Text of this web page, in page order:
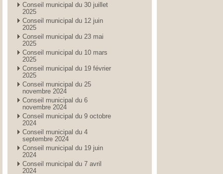
Conseil municipal du 30 juillet
2025
Conseil municipal du 12 juin
2025
Conseil municipal du 23 mai
2025
Conseil municipal du 10 mars
2025
Conseil municipal du 19 février
2025
Conseil municipal du 25
novembre 2024
Conseil municipal du 6
novembre 2024
Conseil municipal du 9 octobre
2024
Conseil municipal du 4
septembre 2024
Conseil municipal du 19 juin
2024
Conseil municipal du 7 avril
2024